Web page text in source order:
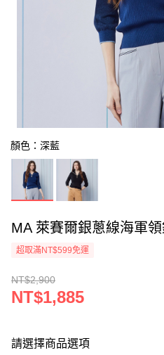
顏色：深藍
MA 萊賽爾銀蔥線海軍
超取滿NT$599免運
NT$2,900
NT$1,885
請選擇商品選項